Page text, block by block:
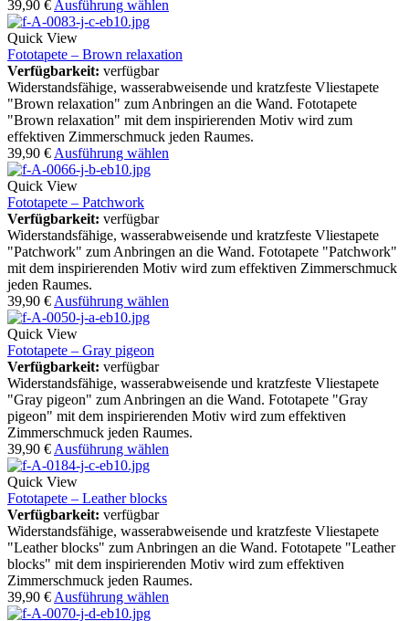
39,90 € Ausführung wählen
Quick View
Fototapete – Brown relaxation
Verfügbarkeit: verfügbar
Widerstandsfähige, wasserabweisende und kratzfeste Vliestapete
"Brown relaxation" zum Anbringen an die Wand. Fototapete
"Brown relaxation" mit dem inspirierenden Motiv wird zum
effektiven Zimmerschmuck jeden Raumes.
39,90 € Ausführung wählen
Quick View
Fototapete – Patchwork
Verfügbarkeit: verfügbar
Widerstandsfähige, wasserabweisende und kratzfeste Vliestapete
"Patchwork" zum Anbringen an die Wand. Fototapete "Patchwork"
mit dem inspirierenden Motiv wird zum effektiven Zimmerschmuck
jeden Raumes.
39,90 € Ausführung wählen
Quick View
Fototapete – Gray pigeon
Verfügbarkeit: verfügbar
Widerstandsfähige, wasserabweisende und kratzfeste Vliestapete
"Gray pigeon" zum Anbringen an die Wand. Fototapete "Gray
pigeon" mit dem inspirierenden Motiv wird zum effektiven
Zimmerschmuck jeden Raumes.
39,90 € Ausführung wählen
Quick View
Fototapete – Leather blocks
Verfügbarkeit: verfügbar
Widerstandsfähige, wasserabweisende und kratzfeste Vliestapete
"Leather blocks" zum Anbringen an die Wand. Fototapete "Leather
blocks" mit dem inspirierenden Motiv wird zum effektiven
Zimmerschmuck jeden Raumes.
39,90 € Ausführung wählen